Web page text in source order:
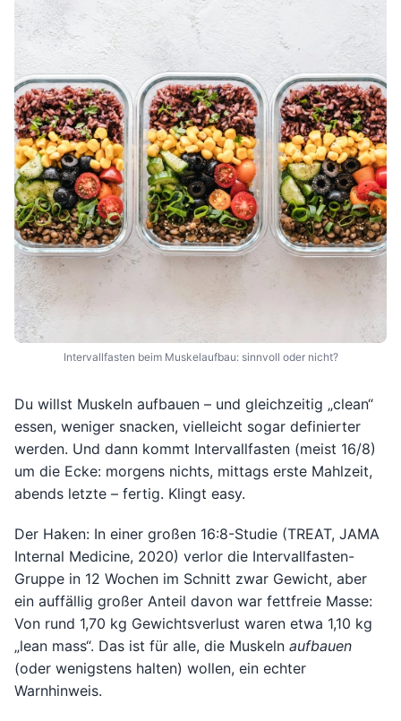
Intervallfasten beim Muskelaufbau: sinnvoll oder nicht?
Du willst Muskeln aufbauen – und gleichzeitig „clean“
essen, weniger snacken, vielleicht sogar definierter
werden. Und dann kommt Intervallfasten (meist 16/8)
um die Ecke: morgens nichts, mittags erste Mahlzeit,
abends letzte – fertig. Klingt easy.
Der Haken: In einer großen 16:8-Studie (TREAT, JAMA
Internal Medicine, 2020) verlor die Intervallfasten-
Gruppe in 12 Wochen im Schnitt zwar Gewicht, aber
ein auffällig großer Anteil davon war fettfreie Masse:
Von rund 1,70 kg Gewichtsverlust waren etwa 1,10 kg
„lean mass“. Das ist für alle, die Muskeln aufbauen
(oder wenigstens halten) wollen, ein echter
Warnhinweis.